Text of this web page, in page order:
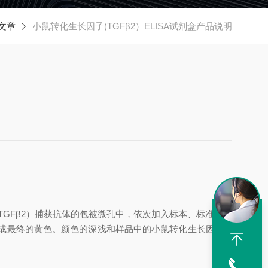
章 小鼠转化生长因子(TGFβ2）ELISA试剂盒产品说明
） 捕获抗体的包被微孔中，依次加入标本、标准品、
最终的黄色。颜色的深浅和样品中的小鼠转化生长因子